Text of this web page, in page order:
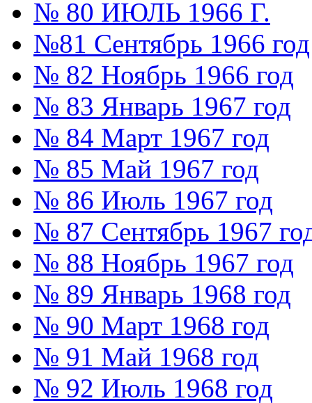
№ 80 ИЮЛЬ 1966 Г.
№81 Сентябрь 1966 год
№ 82 Ноябрь 1966 год
№ 83 Январь 1967 год
№ 84 Март 1967 год
№ 85 Май 1967 год
№ 86 Июль 1967 год
№ 87 Сентябрь 1967
№ 88 Ноябрь 1967 год
№ 89 Январь 1968 год
№ 90 Март 1968 год
№ 91 Май 1968 год
№ 92 Июль 1968 год